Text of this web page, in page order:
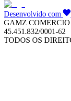
Desenvolvido com
GAMZ
45.451.832/0001-62
TODOS OS